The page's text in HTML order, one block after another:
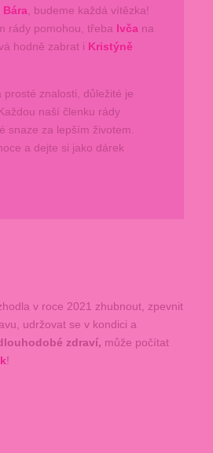
Bára, budeme každá vítězka!
rády pomohou, třeba Ivča na
hodně zabrat i Kristýně
znalosti, důležité je
naší členku rády
snaze za lepším životem.
a dejte si jako dárek
v roce 2021 zhubnout, zpevnit
udržovat se v kondici a
zdraví, může počítat
!